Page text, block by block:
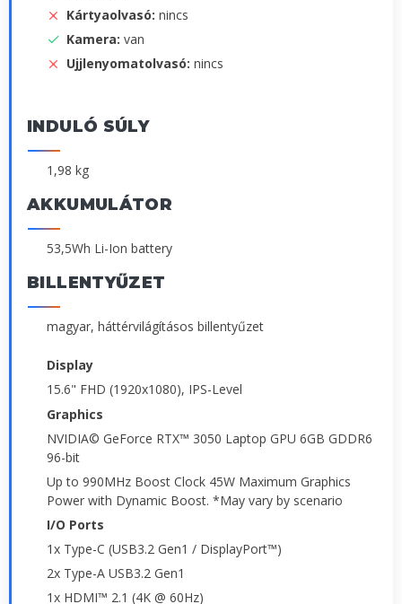
Kártyaolvasó: nincs
Kamera: van
Ujjlenyomatolvasó: nincs
INDULÓ SÚLY
1,98 kg
AKKUMULÁTOR
53,5Wh Li-Ion battery
BILLENTYŰZET
magyar, háttérvilágításos billentyűzet
Display
15.6" FHD (1920x1080), IPS-Level
Graphics
NVIDIA© GeForce RTX™ 3050 Laptop GPU 6GB GDDR6
96-bit
Up to 990MHz Boost Clock 45W Maximum Graphics
Power with Dynamic Boost. *May vary by scenario
I/O Ports
1x Type-C (USB3.2 Gen1 / DisplayPort™)
2x Type-A USB3.2 Gen1
1x HDMI™ 2.1 (4K @ 60Hz)